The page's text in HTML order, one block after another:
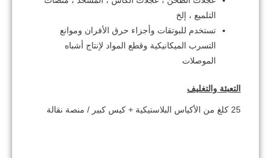
التلميع ، إلخ
تستخدم للبوتقات وأجزاء حرق الأفران وموانع
التسرب الميكانيكية وقطع المواد لإنتاج أشباه
الموصلات
التعبئة والتغليف
25 كلغ من الأكياس البلاستيكية + كيس كبير / منصة نقالة